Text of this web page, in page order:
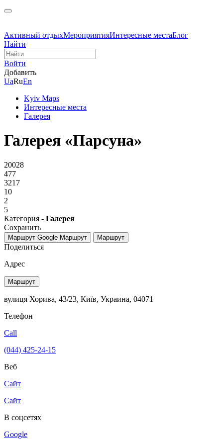
Активный отдыхМероприятияИнтересные местаБлог
Найти
Войти
Добавить
UaRuEn
Kyiv Maps
Интересные места
Галерея
Галерея «Парсуна»
20028
477
3217
10
2
5
Категория - Галерея
Сохранить
Маршрут Google Маршрут Маршрут
Поделиться
Адрес
Маршрут
вулиця Хорива, 43/23, Київ, Украина, 04071
Телефон
Call
(044) 425-24-15
Веб
Сайт
Сайт
В соцсетях
Google